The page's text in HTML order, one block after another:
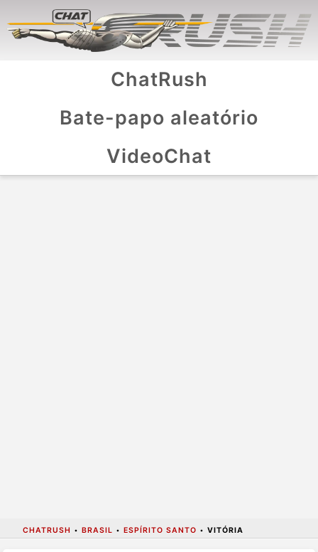
ChatRush
Bate-papo aleatório
VideoChat
CHATRUSH • BRASIL • ESPÍRITO SANTO • VITÓRIA